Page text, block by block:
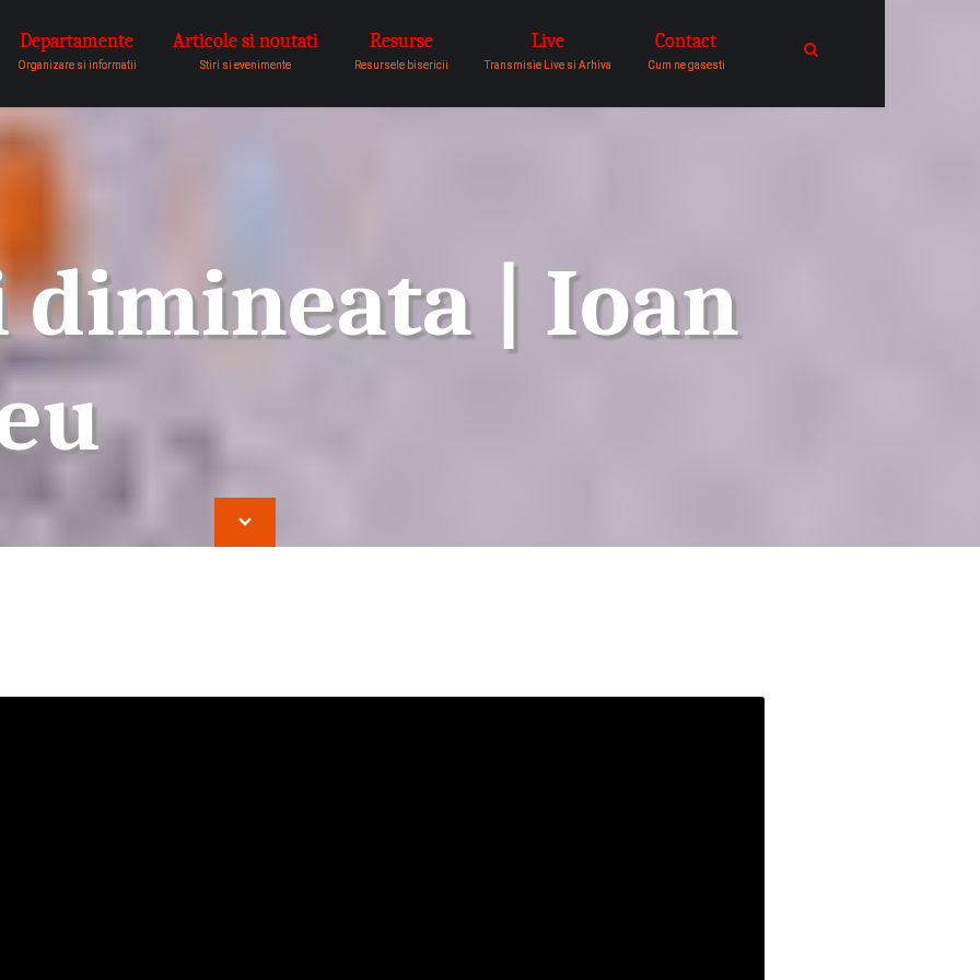
a fi vocea lui Dumnezeu catre comunitatea de oameni in
Departamente
Organizare si informatii
Articole si noutati
Stiri si evenimente
Resurse
Resursele bisericii
Live
Transmisie Live si Arhiva
Contact
Cum ne gasesti
| Ioan